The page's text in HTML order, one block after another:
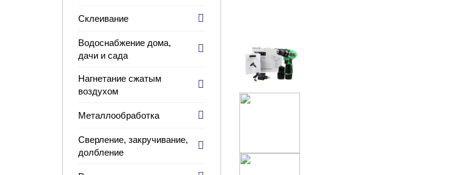
Склеивание
Водоснабжение дома,
дачи и сада
Нагнетание сжатым
воздухом
Металлообработка
Сверление, закручивание,
долбление